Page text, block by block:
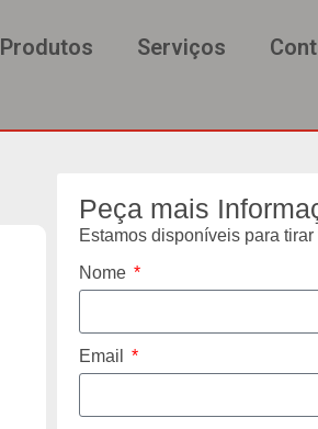
Produtos Serviços
Peça mais
Estamos disponíveis para
Nome
Email